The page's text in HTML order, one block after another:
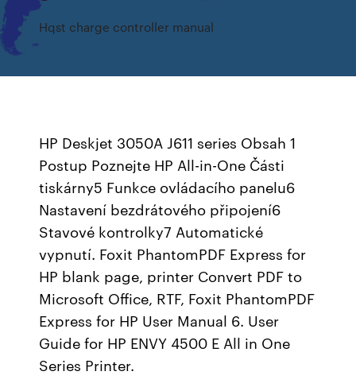
Hqst charge controller manual
HP Deskjet 3050A J611 series Obsah 1
Postup Poznejte HP All-in-One Části
tiskárny5 Funkce ovládacího panelu6
Nastavení bezdrátového připojení6
Stavové kontrolky7 Automatické
vypnutí. Foxit PhantomPDF Express for
HP blank page, printer Convert PDF to
Microsoft Office, RTF, Foxit PhantomPDF
Express for HP User Manual 6. User
Guide for HP ENVY 4500 E All in One
Series Printer.